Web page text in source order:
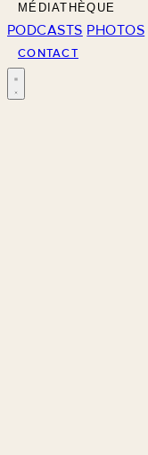
MÉDIATHÈQUE
PODCASTS PHOTOS
CONTACT